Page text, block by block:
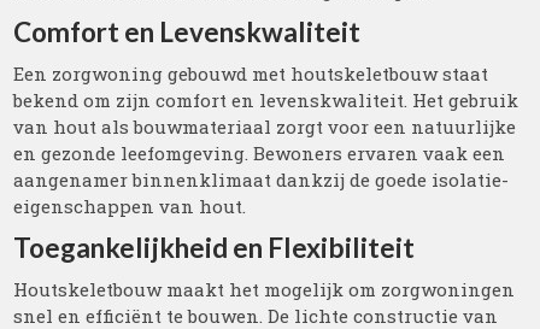
Comfort en Levenskwaliteit
Een zorgwoning gebouwd met houtskeletbouw staat
bekend om zijn comfort en levenskwaliteit. Het gebruik
van hout als bouwmateriaal zorgt voor een natuurlijke
en gezonde leefomgeving. Bewoners ervaren vaak een
aangenamer binnenklimaat dankzij de goede isolatie-
eigenschappen van hout.
Toegankelijkheid en Flexibiliteit
Houtskeletbouw maakt het mogelijk om zorgwoningen
snel en efficiënt te bouwen. De lichte constructie van